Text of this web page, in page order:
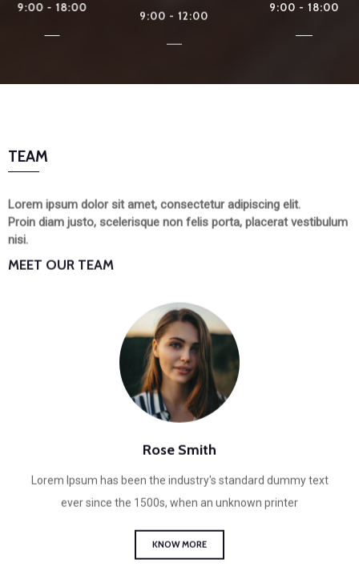
9:00 - 18:00 9:00 - 18:00
TEAM
Lorem ipsum dolor sit amet, consectetur adipiscing elit.
Proin diam justo, scelerisque non felis porta, placerat vestibulum
nisi.
MEET OUR TEAM
ever since the 1500s, when an unknown printer
KNOW MORE